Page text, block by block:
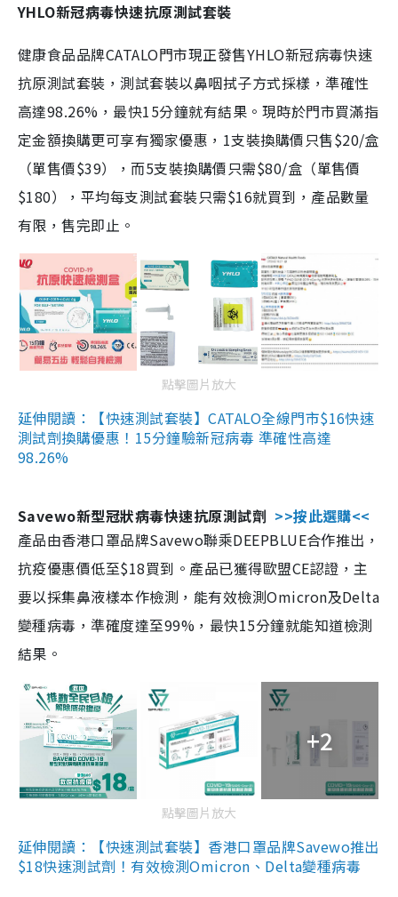
YHLO新冠病毒快速抗原測試套裝
健康食品品牌CATALO門市現正發售YHLO新冠病毒快速
抗原測試套裝，測試套裝以鼻咽拭子方式採樣，準確性
高達98.26%，最快15分鐘就有結果。現時於門市買滿指
定金額換購更可享有獨家優惠，1支裝換購價只售$20/盒
（單售價$39），而5支裝換購價只需$80/盒（單售價
$180），平均每支測試套裝只需$16就買到，產品數量
有限，售完即止。
點擊圖片放大
延伸閱讀：【快速測試套裝】CATALO全線門市$16快速
測試劑換購優惠！15分鐘驗新冠病毒 準確性高達
98.26%
Savewo新型冠狀病毒快速抗原測試劑 >>按此選購<<
產品由香港口罩品牌Savewo聯乘DEEPBLUE合作推出，
抗疫優惠價低至$18買到。產品已獲得歐盟CE認證，主
要以採集鼻液樣本作檢測，能有效檢測Omicron及Delta
變種病毒，準確度達至99%，最快15分鐘就能知道檢測
結果。
+2
點擊圖片放大
延伸閱讀：【快速測試套裝】香港口罩品牌Savewo推出
$18快速測試劑！有效檢測Omicron、Delta變種病毒